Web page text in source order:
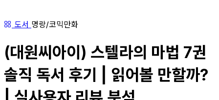
도서 명랑/코믹만화
(대원씨아이) 스텔라의 마법 7권
솔직 독서 후기 | 읽어볼 만할까?